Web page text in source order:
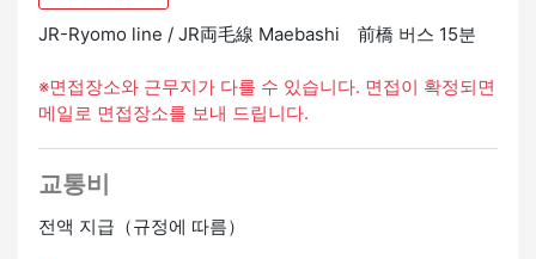
JR-Ryomo line / JR両毛線 Maebashi 前橋 버스 15분
※면접장소와 근무지가 다를 수 있습니다. 면접이 확정되면
메일로 면접장소를 보내 드립니다.
교통비
전액 지급（규정에 따름）